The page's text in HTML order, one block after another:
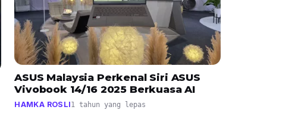
ASUS Malaysia Perkenal Siri ASUS
Vivobook 14/16 2025 Berkuasa AI
HAMKA ROSLI1 tahun yang lepas